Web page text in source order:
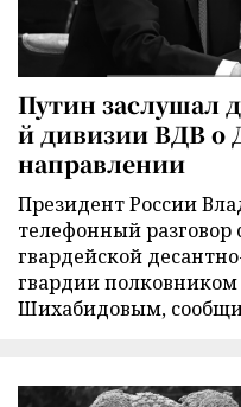
Путин заслушал
й дивизии ВДВ о
направлении
Президент России
телефонный
гвардейской
гвардии
Шихабидовым,